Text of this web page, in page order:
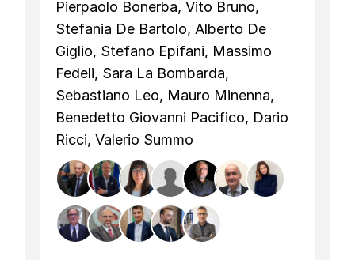
Pierpaolo Bonerba, Vito Bruno,
Stefania De Bartolo, Alberto De
Giglio, Stefano Epifani, Massimo
Fedeli, Sara La Bombarda,
Sebastiano Leo, Mauro Minenna,
Benedetto Giovanni Pacifico, Dario
Ricci, Valerio Summo